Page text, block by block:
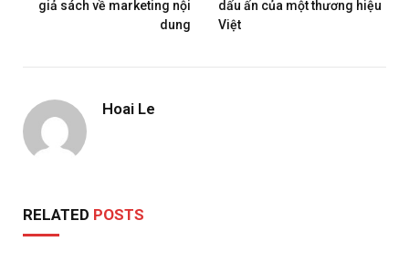
giả sách về marketing nội
dung
dấu ấn của một thương hiệu
Việt
Hoai Le
RELATED POSTS